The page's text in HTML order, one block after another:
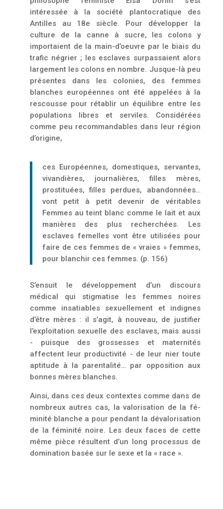
intéressée à la société plantocratique des
Antilles au 18e siècle. Pour développer la
culture de la canne à sucre, les colons y
importaient de la main-d’oeuvre par le biais du
trafic négrier ; les esclaves surpassaient alors
largement les colons en nombre. Jusque-là peu
présentes dans les colonies, des femmes
blanches européennes ont été appelées à la
rescousse pour rétablir un équilibre entre les
populations libres et serviles. Considérées
comme peu recommandables dans leur région
d’origine,
ces Européennes, domestiques, servantes,
vivandières, journalières, filles mères,
prosti­tuées, filles perdues, abandonnées…
vont petit à petit devenir de véritables
Femmes au teint blanc comme le lait et aux
manières des plus recherchées. Les
esclaves femelles vont être utilisées pour
faire de ces femmes de « vraies » femmes,
pour blanchir ces femmes. (p. 156)
S’ensuit le développement d’un discours
médical qui stigmatise les femmes noires
comme in­satiables sexuellement et indignes
d’être mères : il s’agit, à nouveau, de justifier
l’exploitation sexuelle des esclaves, mais aussi
- puisque des grossesses et maternités
affectent leur produc­tivité - de leur nier toute
aptitude à la parentalité… par opposition aux
bonnes mères blanches.
Ainsi, dans ces deux contextes comme dans de
nombreux autres cas, la valorisation de la fé­
minité blanche a pour pendant la dévalorisation
de la féminité noire. Les deux faces de cette
même pièce résultent d’un long processus de
domination basée sur le sexe et la « race ».